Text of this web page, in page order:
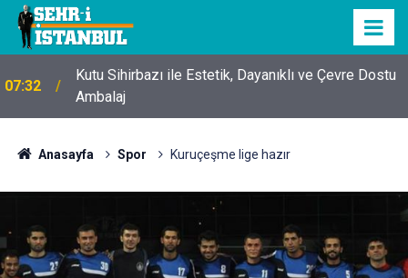
07:32
Kutu Sihirbazı ile Estetik, Dayanıklı ve Çevre Dostu
Ambalaj
Anasayfa Spor Kuruçeşme lige hazır